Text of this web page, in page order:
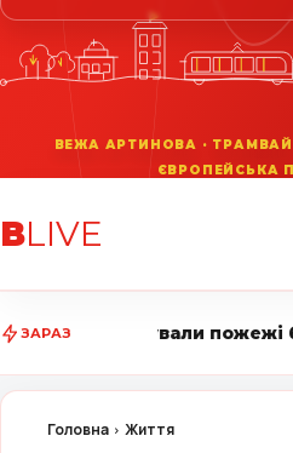
ВLIVE
ЗАРАЗ без
Головна Життя